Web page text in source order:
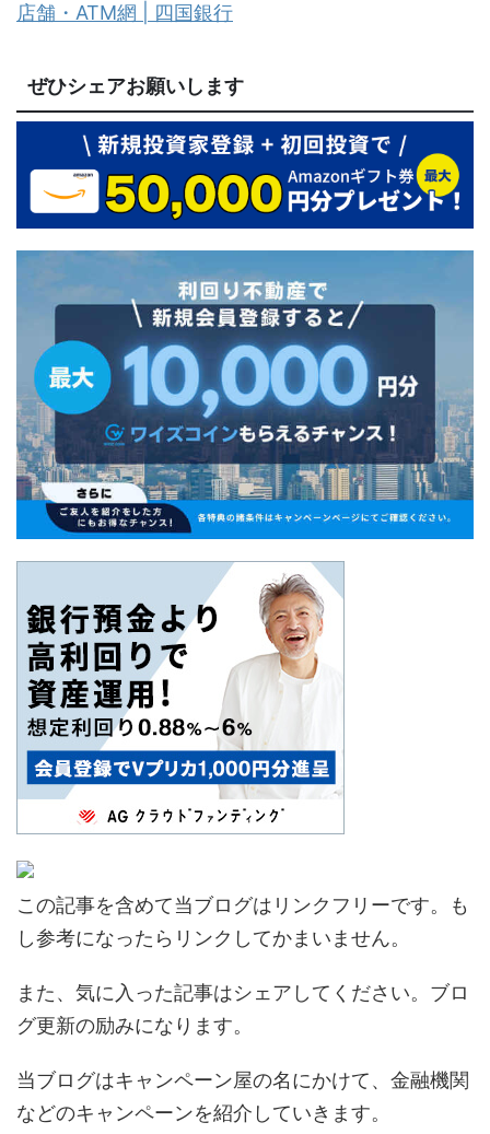
店舗・ATM網 | 四国銀行
ぜひシェアお願いします
この記事を含めて当ブログはリンクフリーです。も
し参考になったらリンクしてかまいません。
また、気に入った記事はシェアしてください。ブロ
グ更新の励みになります。
当ブログはキャンペーン屋の名にかけて、金融機関
などのキャンペーンを紹介していきます。